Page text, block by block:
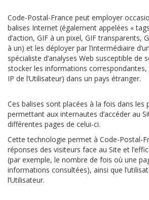
Code-Postal-France peut employer
balises Internet (également appelées «
d’action, GIF à un pixel, GIF transparents,
à un) et les déployer par l’intermédiaire
spécialiste d’analyses Web susceptible de
stocker les informations correspondantes,
IP de l’Utilisateur) dans un pays étranger.
Ces balises sont placées à la fois dans les
permettant aux internautes d’accéder au
différentes pages de celui-ci.
Cette technologie permet à Code-Postal-
réponses des visiteurs face au Site et
(par exemple, le nombre de fois où une
informations consultées), ainsi que
l’Utilisateur.